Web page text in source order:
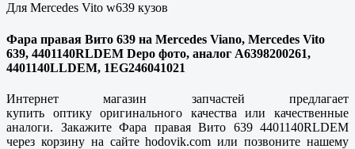
Для Mercedes Vito w639 кузов
Фара правая Вито 639 на Mercedes Viano, Mercedes Vito
639, 4401140RLDEM Depo фото, аналог A6398200261,
4401140LLDEM, 1EG246041021
Интернет магазин запчастей предлагает
купить оптику оригинального качества или качественные
аналоги. Закажите Фара правая Вито 639 4401140RLDEM
через корзину на сайте hodovik.com или позвоните нашему